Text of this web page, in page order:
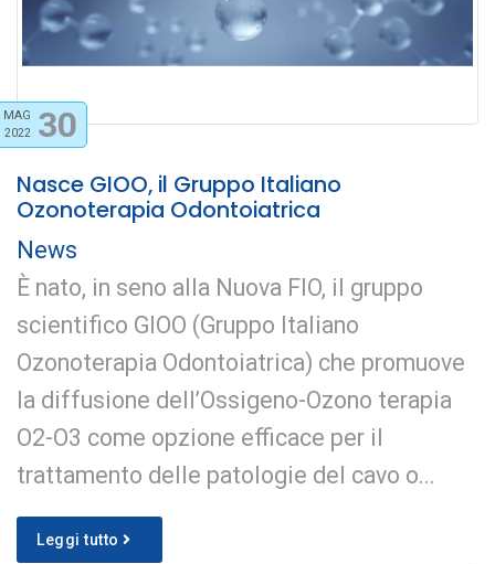
MAG
2022 30
Nasce GIOO, il Gruppo Italiano
Ozonoterapia Odontoiatrica
News
È nato, in seno alla Nuova FIO, il gruppo
scientifico GIOO (Gruppo Italiano
Ozonoterapia Odontoiatrica) che promuove
la diffusione dell’Ossigeno-Ozono terapia
O2-O3 come opzione efficace per il
trattamento delle patologie del cavo o...
Leggi tutto